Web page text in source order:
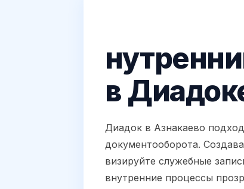
в
Диадок в Азнакаево
документооборота.
визируйте служебные
внутренние процессы